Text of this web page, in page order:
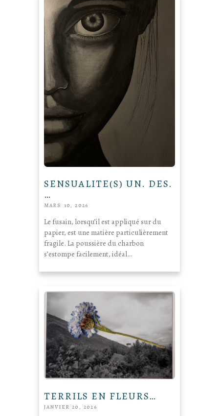
SENSUALITE(S) UN. DES.
…
MARS 10, 2026
Le fusain, lorsqu’il est appliqué sur du
papier, est une matière particulièrement
fragile. La poussière du charbon
s’estompe facilement, idéal…
TERRILS EN FLEURS…
JANVIER 20, 2026